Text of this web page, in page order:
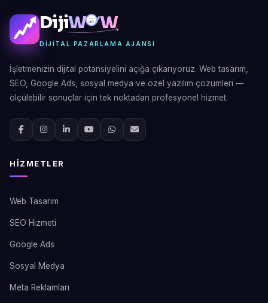
DijiW W
DIJITAL PAZARLAMA AJANSI
İşletmenizin dijital potansiyelini açığa çıkarıyoruz. Web tasarım,
SEO, Google Ads, sosyal medya ve özel yazılım çözümleri —
ölçülebilir sonuçlar için tek noktadan profesyonel hizmet.
HIZMETLER
Web Tasarım
SEO Hizmeti
Google Ads
Sosyal Medya
Meta Reklamları